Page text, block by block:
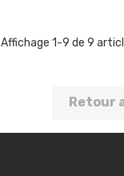
Affichage 1-9 de 9
Retour